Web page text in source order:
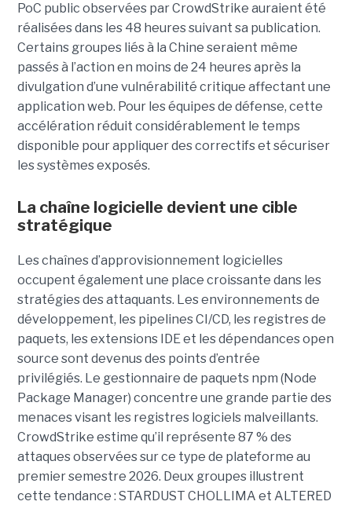
PoC public observées par CrowdStrike auraient été
réalisées dans les 48 heures suivant sa publication.
Certains groupes liés à la Chine seraient même
passés à l’action en moins de 24 heures après la
divulgation d’une vulnérabilité critique affectant une
application web. Pour les équipes de défense, cette
accélération réduit considérablement le temps
disponible pour appliquer des correctifs et sécuriser
les systèmes exposés.
La chaîne logicielle devient une cible
stratégique
Les chaînes d’approvisionnement logicielles
occupent également une place croissante dans les
stratégies des attaquants. Les environnements de
développement, les pipelines CI/CD, les registres de
paquets, les extensions IDE et les dépendances open
source sont devenus des points d’entrée
privilégiés. Le gestionnaire de paquets npm (Node
Package Manager) concentre une grande partie des
menaces visant les registres logiciels malveillants.
CrowdStrike estime qu’il représente 87 % des
attaques observées sur ce type de plateforme au
premier semestre 2026. Deux groupes illustrent
cette tendance : STARDUST CHOLLIMA et ALTERED